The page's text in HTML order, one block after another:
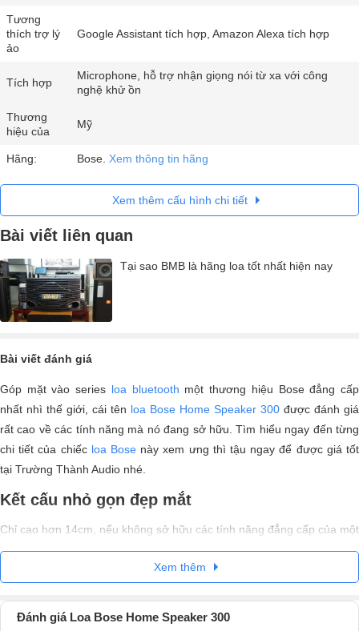
Tương
thích trợ lý
ảo
Google Assistant tích hợp, Amazon Alexa tích hợp
Tích hợp
Microphone, hỗ trợ nhận giọng nói từ xa với công
nghệ khử ồn
Thương
hiệu của
Mỹ
Hãng: Bose. Xem thông tin hãng
Xem thêm cấu hình chi tiết
Bài viết liên quan
Tại sao BMB là hãng loa tốt nhất hiện nay
Bài viết đánh giá
Góp mặt vào series loa bluetooth một thương hiệu Bose đẳng cấp
nhất nhì thế giới, cái tên loa Bose Home Speaker 300 được đánh giá
rất cao về các tính năng mà nó đang sở hữu. Tìm hiểu ngay đến từng
chi tiết của chiếc loa Bose này xem ưng thì tậu ngay để được giá tốt
tại Trường Thành Audio nhé.
Kết cấu nhỏ gọn đẹp mắt
Chỉ cao hơn 14cm, nếu không sở hữu các tính năng đẳng cấp của một
chiếc loa bluetooth công nghệ bạn sẽ nghĩ đây là một món đồ nội thất
trong nhà. Hợp kim nhôm siêu nhẹ với khối lượng chưa đến 1kg, nhỏ
đến đội nhóm.
Xem thêm
Đánh giá Loa Bose Home Speaker 300